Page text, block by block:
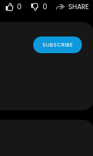
0 0 SHARE
SUBSCRIBE